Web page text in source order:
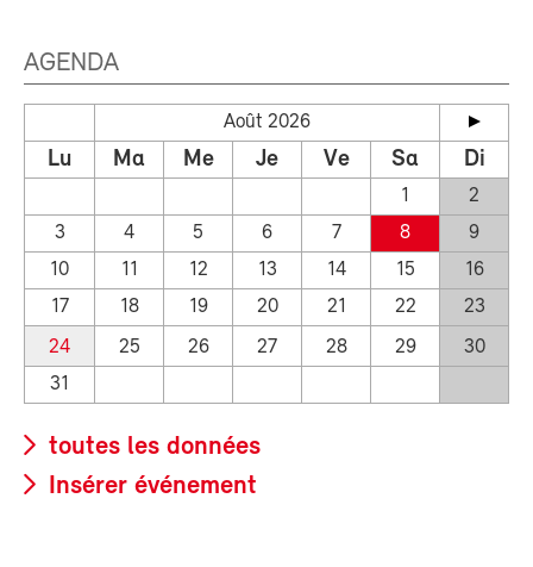
AGENDA
Août 2026
Lu Ma Me Je Ve Sa Di
1
2
3
4 5 6 7 8
9
10
11 12 13 14 15
16
17
18 19 20 21 22
23
24
25 26 27 28 29
30
31
toutes les données
Insérer événement